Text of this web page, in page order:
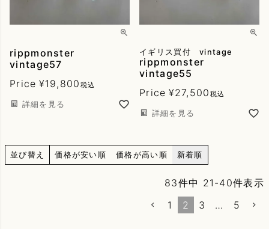
rippmonster
vintage57
Price ¥19,800 税込
詳細を見る
イギリス買付 vintage
rippmonster
vintage55
Price ¥27,500 税込
詳細を見る
並び替え 価格が安い順 価格が高い順 新着順
83件中 21 -40件表示
1
2 3 … 5